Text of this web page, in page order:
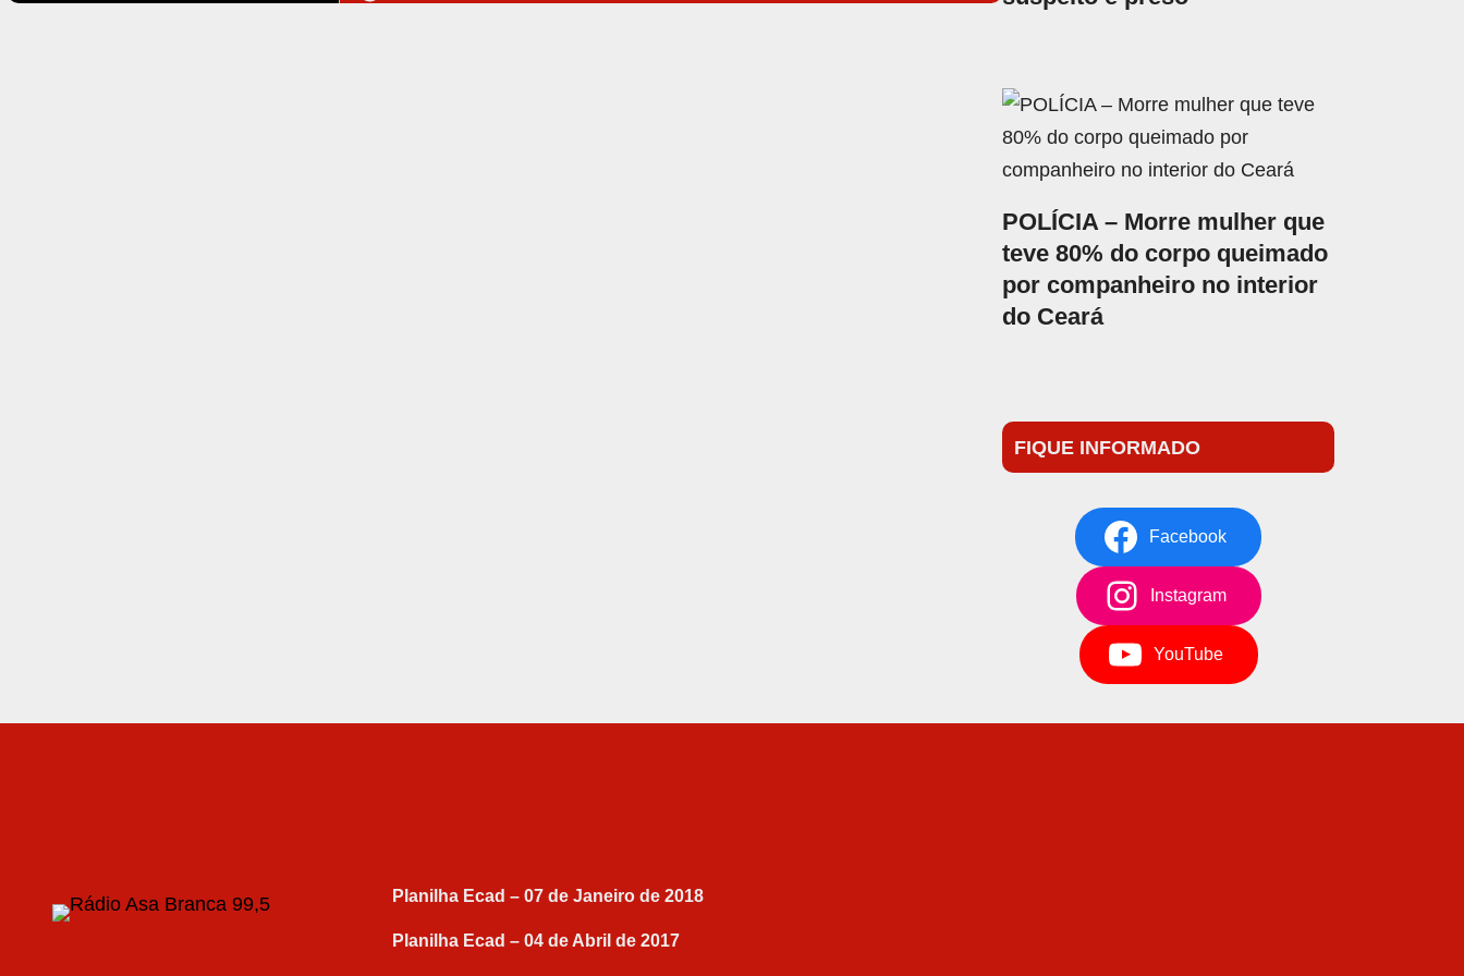
POLÍCIA – Morre mulher que
teve 80% do corpo queimado
por companheiro no interior
do Ceará
FIQUE INFORMADO
Facebook
Instagram
YouTube
Planilha Ecad – 07 de Janeiro de 2018
Planilha Ecad – 04 de Abril de 2017